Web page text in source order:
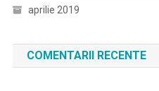
aprilie 2019
COMENTARII RECENTE